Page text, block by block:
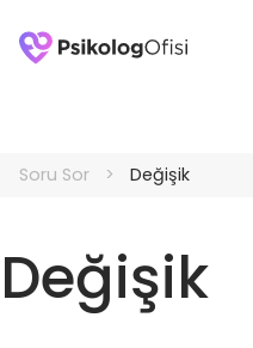
Soru Sor Değişik
Değişik